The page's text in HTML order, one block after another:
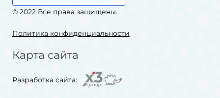
© 2022 Все права защищены.
Политика конфиденциальности
Карта сайта
Разработка сайта: